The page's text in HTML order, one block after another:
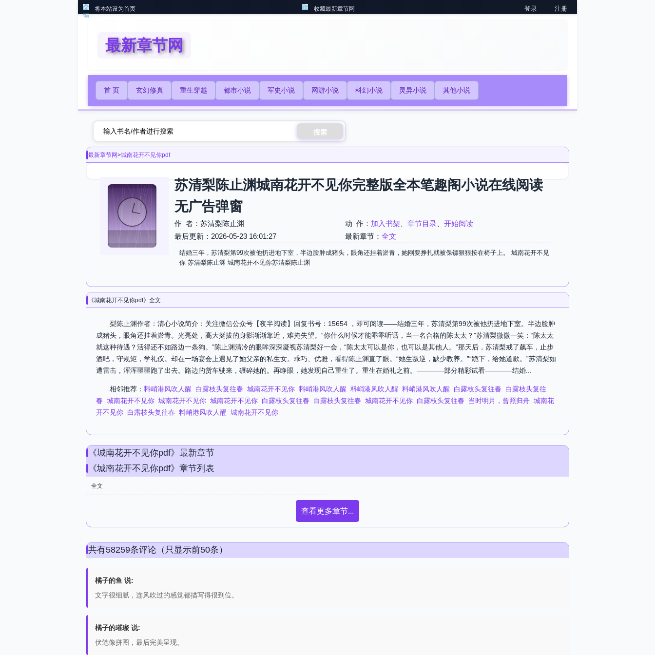
将本站设为首页 收藏最新章节网 登录 注册
最新章节网
首 页 玄幻修真 重生穿越 都市小说 军史小说 网游小说 科幻小说 灵异小说 其他小说
搜索
最新章节网>城南花开不见你pdf
苏清梨陈止渊城南花开不见你完整版全本笔趣阁小说在线阅读
无广告弹窗
作 者：苏清梨陈止渊 动 作： 加入书架 章节目录
开始阅读
最后更新：2026-05-23 16:01:27
最新章节： 全文
结婚三年，苏清梨第99次被他扔进地下室，半边脸肿成猪头，眼角还挂着淤青，她刚要挣扎就被保镖狠狠按在椅子上。 城南花开不见
你 苏清梨陈止渊 城南花开不见你苏清梨陈止渊
《城南花开不见你pdf》全文
梨陈止渊作者：清心小说简介：关注微信公众号【夜半阅读】回复书号：15654 ，即可阅读——结婚三年，苏清梨第99次被他扔进地下室。半边脸肿
成猪头，眼角还挂着淤青。光亮处，高大挺拔的身影渐渐靠近，难掩失望。“你什么时候才能乖乖听话，当一名合格的陈太太？”苏清梨微微一笑：“陈太太
就这种待遇？活得还不如路边一条狗。”陈止渊清冷的眼眸深深凝视苏清梨好一会，“陈太太可以是你，也可以是其他人。”那天后，苏清梨戒了飙车，止步
酒吧，守规矩，学礼仪。却在一场宴会上遇见了她父亲的私生女。乖巧、优雅，看得陈止渊直了眼。“她生叛逆，缺少教养。”“跪下，给她道歉。”苏清梨如
遭雷击，浑浑噩噩跑了出去。路边的货车驶来，碾碎她的。再睁眼，她发现自己重生了。重生在婚礼之前。————部分精彩试看————结婚...
相邻推荐： 料峭港风吹人醒 白露枝头复往春 城南花开不见你 料峭港风吹人醒 料峭港风吹人醒 料峭港风吹人醒 白露枝头复往春
白露枝头复往
春 城南花开不见你 城南花开不见你 城南花开不见你 白露枝头复往春 白露枝头复往春 城南花开不见你 白露枝头复往春 当时明月，曾照归舟 城南花
开不见你 白露枝头复往春 料峭港风吹人醒 城南花开不见你
《城南花开不见你pdf》最新章节
《城南花开不见你pdf》章节列表
全文
查看更多章节...
共有58259条评论（只显示前50条）
橘子的鱼 说:
文字很细腻，连风吹过的感觉都描写得很到位。
橘子的璀璨 说:
伏笔像拼图，最后完美呈现。